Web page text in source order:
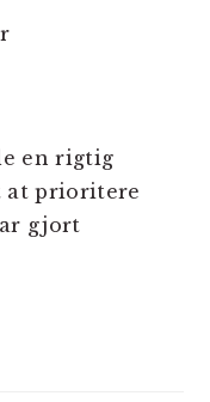
en rigtig
at prioritere
gjort